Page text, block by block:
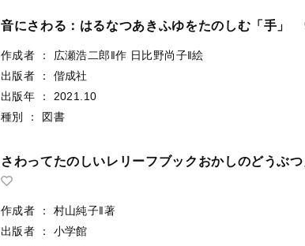
出版年 ：
2018.9
種別 ： 図書
作成者 ： まついのりこ‖さく
出版年
：
2016.11
種別 ： 図書